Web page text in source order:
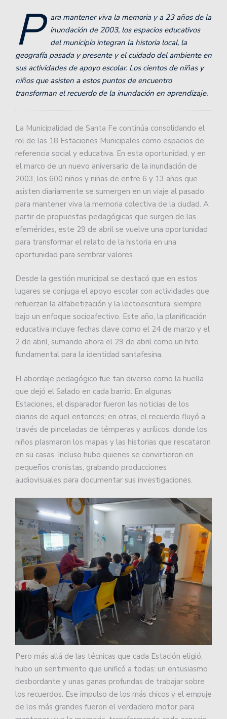
P
ara mantener viva la memoria y a 23 años de la
inundación de 2003, los espacios educativos
del municipio integran la historia local, la
geografía pasada y presente y el cuidado del ambiente en
sus actividades de apoyo escolar. Los cientos de niñas y
niños que asisten a estos puntos de encuentro
transforman el recuerdo de la inundación en aprendizaje.
La Municipalidad de Santa Fe continúa consolidando el
rol de las 18 Estaciones Municipales como espacios de
referencia social y educativa. En esta oportunidad, y en
el marco de un nuevo aniversario de la inundación de
2003, los 600 niños y niñas de entre 6 y 13 años que
asisten diariamente se sumergen en un viaje al pasado
para mantener viva la memoria colectiva de la ciudad. A
partir de propuestas pedagógicas que surgen de las
efemérides, este 29 de abril se vuelve una oportunidad
para transformar el relato de la historia en una
oportunidad para sembrar valores.
Desde la gestión municipal se destacó que en estos
lugares se conjuga el apoyo escolar con actividades que
refuerzan la alfabetización y la lectoescritura, siempre
bajo un enfoque socioafectivo. Este año, la planificación
educativa incluye fechas clave como el 24 de marzo y el
2 de abril, sumando ahora el 29 de abril como un hito
fundamental para la identidad santafesina.
El abordaje pedagógico fue tan diverso como la huella
que dejó el Salado en cada barrio. En algunas
Estaciones, el disparador fueron las noticias de los
diarios de aquel entonces; en otras, el recuerdo fluyó a
través de pinceladas de témperas y acrílicos, donde los
niños plasmaron los mapas y las historias que rescataron
en su casas. Incluso hubo quienes se convirtieron en
pequeños cronistas, grabando producciones
audiovisuales para documentar sus investigaciones.
Pero más allá de las técnicas que cada Estación eligió,
hubo un sentimiento que unificó a todas: un entusiasmo
desbordante y unas ganas profundas de trabajar sobre
los recuerdos. Ese impulso de los más chicos y el empuje
de los más grandes fueron el verdadero motor para